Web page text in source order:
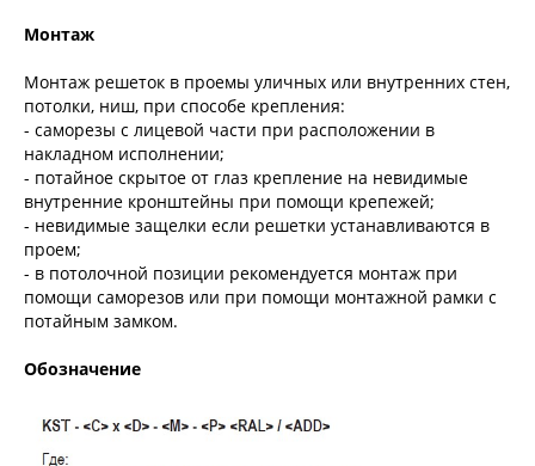
Монтаж
Монтаж решеток в проемы уличных или внутренних стен,
потолки, ниш, при способе крепления:
- саморезы с лицевой части при расположении в
накладном исполнении;
- потайное скрытое от глаз крепление на невидимые
внутренние кронштейны при помощи крепежей;
- невидимые защелки если решетки устанавливаются в
проем;
- в потолочной позиции рекомендуется монтаж при
помощи саморезов или при помощи монтажной рамки с
потайным замком.
Обозначение